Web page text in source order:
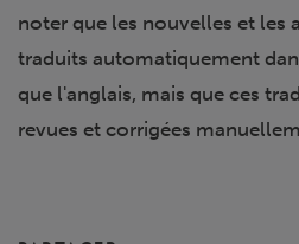
noter que les nouvelles et les
traduits automatiquement
que l'anglais, mais que ces
revues et corrigées